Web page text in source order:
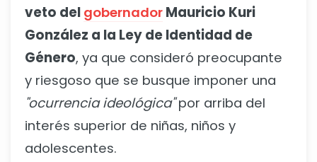
veto del gobernador Mauricio Kuri
González a la Ley de Identidad de
Género, ya que consideró preocupante
y riesgoso que se busque imponer una
"ocurrencia ideológica"por arriba del
interés superior de niñas, niños y
adolescentes.